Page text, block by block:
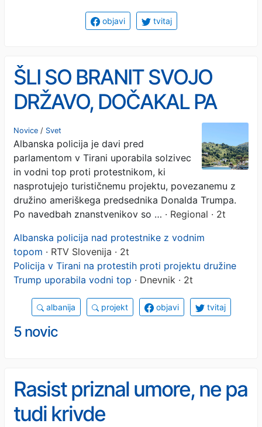
objavi tvitaj
ŠLI SO BRANIT SVOJO
DRŽAVO, DOČAKAL PA
JIH JE VODNI TOP: V
Albaniji novi protesti proti
letovišču (VIDEO)
Novice / Svet
Albanska policija je davi pred
parlamentom v Tirani uporabila solzivec
in vodni top proti protestnikom, ki
nasprotujejo turističnemu projektu, povezanemu z
družino ameriškega predsednika Donalda Trumpa.
Po navedbah znanstvenikov so … · Regional · 2t
Albanska policija nad protestnike z vodnim
topom · RTV Slovenija · 2t
Policija v Tirani na protestih proti projektu družine
Trump uporabila vodni top · Dnevnik · 2t
albanija projekt objavi tvitaj
5 novic
Rasist priznal umore, ne pa
tudi krivde